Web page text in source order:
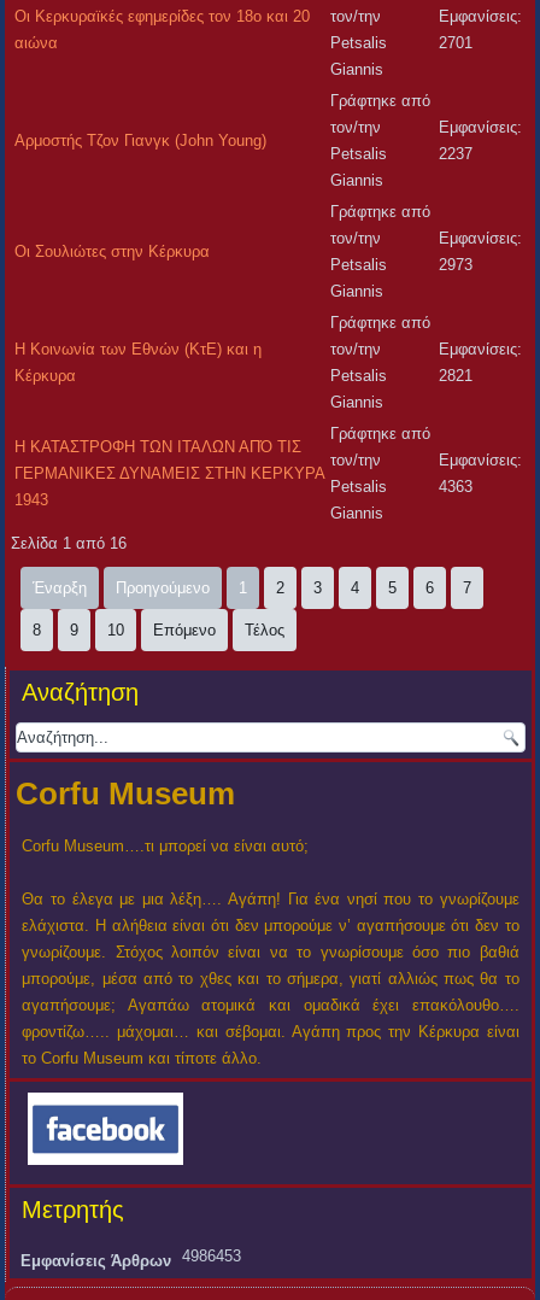
Οι Κερκυραϊκές εφημερίδες τον 18ο και 20
αιώνα
τον/την
Petsalis
Giannis
Εμφανίσεις:
2701
Αρμοστής Τζον Γιανγκ (John Young)
Γράφτηκε από
τον/την
Petsalis
Giannis
Εμφανίσεις:
2237
Oι Σουλιώτες στην Κέρκυρα
Γράφτηκε από
τον/την
Petsalis
Giannis
Εμφανίσεις:
2973
Η Κοινωνία των Εθνών (ΚτΕ) και η
Κέρκυρα
Γράφτηκε από
τον/την
Petsalis
Giannis
Εμφανίσεις:
2821
Η ΚΑΤΑΣΤΡΟΦΗ ΤΩΝ ΙΤΑΛΩΝ ΑΠΌ ΤΙΣ
ΓΕΡΜΑΝΙΚΕΣ ΔΥΝΑΜΕΙΣ ΣΤΗΝ ΚΕΡΚΥΡΑ
1943
Γράφτηκε από
τον/την
Petsalis
Giannis
Εμφανίσεις:
4363
Σελίδα 1 από 16
Έναρξη Προηγούμενο 1 2 3 4 5 6 7
8 9 10 Επόμενο Τέλος
Αναζήτηση
Corfu Museum
Corfu Museum….τι μπορεί να είναι αυτό;
Θα το έλεγα με μια λέξη…. Αγάπη! Για ένα νησί που το γνωρίζουμε
ελάχιστα. Η αλήθεια είναι ότι δεν μπορούμε ν’ αγαπήσουμε ότι δεν το
γνωρίζουμε. Στόχος λοιπόν είναι να το γνωρίσουμε όσο πιο βαθιά
μπορούμε, μέσα από το χθες και το σήμερα, γιατί αλλιώς πως θα το
αγαπήσουμε; Αγαπάω ατομικά και ομαδικά έχει επακόλουθο….
φροντίζω….. μάχομαι… και σέβομαι. Αγάπη προς την Κέρκυρα είναι
το Corfu Museum και τίποτε άλλο.
Μετρητής
Εμφανίσεις Άρθρων 4986453